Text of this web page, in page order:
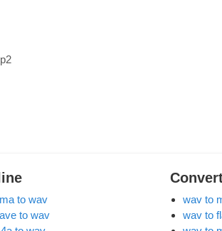
to wav
to wav
wav to
wav to